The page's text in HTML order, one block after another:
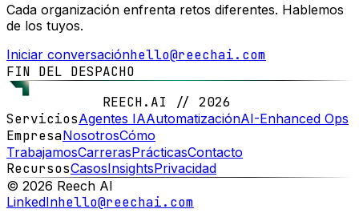
Cada organización enfrenta retos diferentes. Hablemos
de los tuyos.
Iniciar conversaciónhello@reechai.com
FIN DEL DESPACHO
REECH.AI // 2026
ServiciosAgentes IAAutomatizaciónAI-Enhanced Ops
EmpresaNosotrosCómo
TrabajamosCarrerasPrácticasContacto
RecursosCasosInsightsPrivacidad
© 2026 Reech AI
LinkedInhello@reechai.com